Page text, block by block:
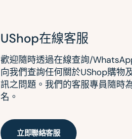
UShop在線客服
歡迎隨時透過在線查詢/
向我們查詢任何關於UShop購物
訊之問題。我們的客服專員隨時
名。
立即聯絡客服